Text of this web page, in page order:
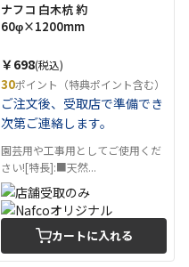
ナフコ 白木杭 約
60φ×1200mm
￥698(税込)
30ポイント（特典ポイント含む）
ご注文後、受取店で準備でき
次第ご連絡します。
園芸用や工事用としてご使用くだ
さい![特長]:■天然...
カートに入れる